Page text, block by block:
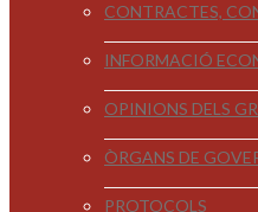
CONTRACTES,
INFORMACIÓ
OPINIONS DELS
ÒRGANS DE
PROTOCOLS